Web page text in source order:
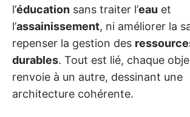
l’éducation sans traiter l’eau et
l’assainissement, ni améliorer la
repenser la gestion des
durables. Tout est lié, chaque
renvoie à un autre, dessinant une
architecture cohérente.